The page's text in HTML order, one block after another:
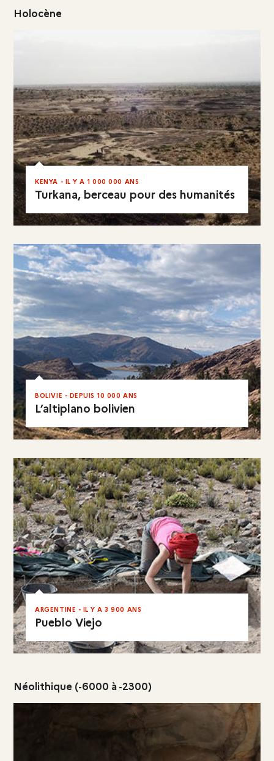
EN RÉSUMÉ
Holocène
Turkana, berceau pour des humanités
KENYA - IL Y A 1 000 000 ANS
EN RÉSUMÉ
L’altiplano bolivien
BOLIVIE - DEPUIS 10 000 ANS
EN RÉSUMÉ
Pueblo Viejo
ARGENTINE - IL Y A 3 900 ANS
EN RÉSUMÉ
Néolithique (-6000 à -2300)